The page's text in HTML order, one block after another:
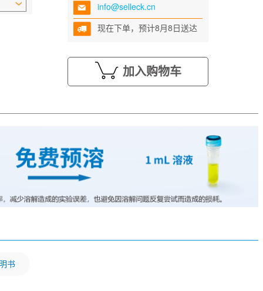
info@selleck.cn
现在下单，预计8月8日送达
加入购物车
书